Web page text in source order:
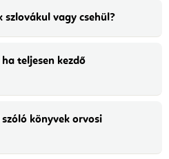
szlovákul vagy csehül?
teljesen kezdő
könyvek orvosi